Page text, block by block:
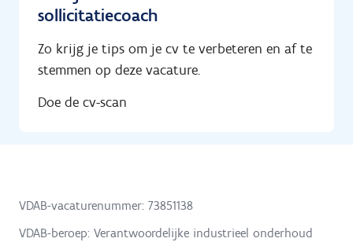
sollicitatiecoach
Zo krijg je tips om je cv te verbeteren en af te
stemmen op deze vacature.
Doe de cv-scan
VDAB-vacaturenummer: 73851138
VDAB-beroep: Verantwoordelijke industrieel onderhoud